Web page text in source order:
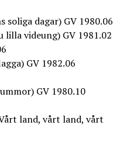
soliga dagar) GV 1980.06
lilla videung) GV 1981.02
GV 1982.06
GV 1980.10
land, vårt land, vårt